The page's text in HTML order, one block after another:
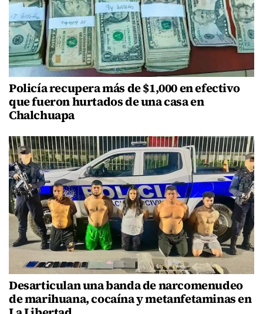
Policía recupera más de $1,000 en efectivo
que fueron hurtados de una casa en
Chalchuapa
Desarticulan una banda de narcomenudeo
de marihuana, cocaína y metanfetaminas en